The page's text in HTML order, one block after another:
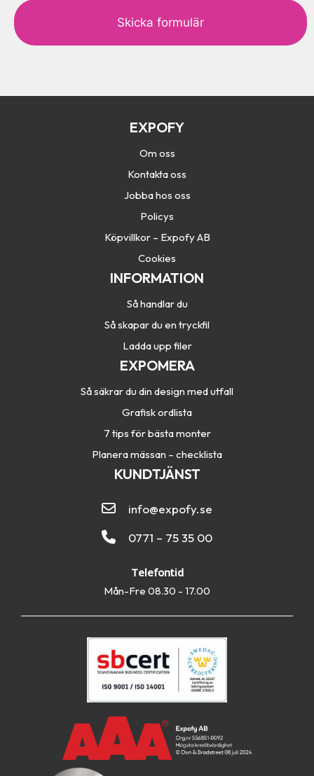
a
p
t
EXPOFY
Om oss
Kontakta oss
Jobba hos oss
Policys
Köpvillkor – Expofy AB
Cookies
INFORMATION
Så handlar du
Så skapar du en tryckfil
Ladda upp filer
EXPOMERA
Så säkrar du din design med utfall
Grafisk ordlista
7 tips för bästa monter
Planera mässan – checklista
KUNDTJÄNST
info@expofy.se
0771 – 75 35 00
Telefontid
Mån-Fre 08.30 - 17.00